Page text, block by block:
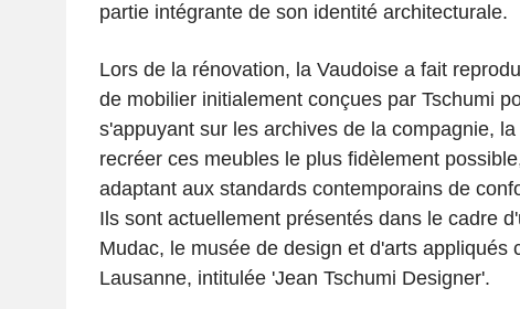
partie intégrante de son identité architecturale.
Lors de la rénovation, la Vaudoise a fait
de mobilier initialement conçues par Tschumi
s'appuyant sur les archives de la compagnie,
recréer ces meubles le plus fidèlement
adaptant aux standards contemporains de
Ils sont actuellement présentés dans le cadre
Mudac, le musée de design et d'arts appliqués
Lausanne, intitulée 'Jean Tschumi Designer'.